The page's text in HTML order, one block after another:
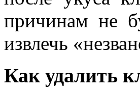
причинам не
извлечь
Как удалить